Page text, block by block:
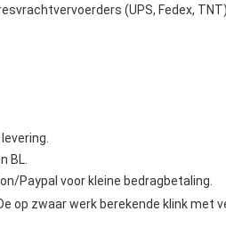
(UPS, Fedex,
BL.
Paypal voor kleine bedragbetaling.
op zwaar werk berekende klink met